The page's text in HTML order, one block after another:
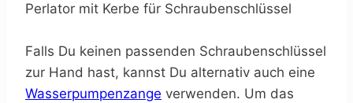
Perlator mit Kerbe für Schraubenschlüssel
Falls Du keinen passenden Schraubenschlüssel
zur Hand hast, kannst Du alternativ auch eine
Wasserpumpenzange verwenden. Um das